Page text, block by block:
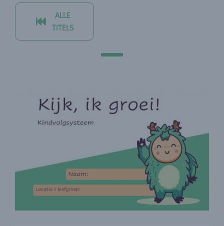
ALLE
TITELS